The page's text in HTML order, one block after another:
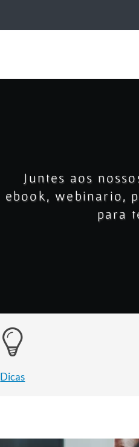
Juntes aos
ebook, webinario,
para
Dicas